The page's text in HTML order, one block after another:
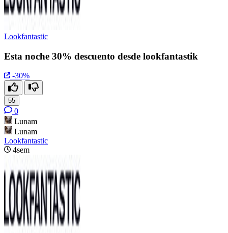
Lookfantastic
Esta noche 30% descuento desde lookfantastik
-30%
55
0
Lunam
Lunam
Lookfantastic
4sem